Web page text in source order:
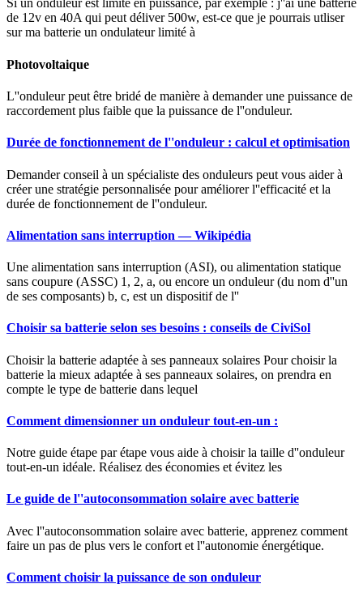
Si un onduleur est limité en puissance, par exemple : j''ai une batterie
de 12v en 40A qui peut déliver 500w, est-ce que je pourrais utliser
sur ma batterie un ondulateur limité à
Photovoltaique
L''onduleur peut être bridé de manière à demander une puissance de
raccordement plus faible que la puissance de l''onduleur.
Durée de fonctionnement de l''onduleur : calcul et optimisation
Demander conseil à un spécialiste des onduleurs peut vous aider à
créer une stratégie personnalisée pour améliorer l''efficacité et la
durée de fonctionnement de l''onduleur.
Alimentation sans interruption — Wikipédia
Une alimentation sans interruption (ASI), ou alimentation statique
sans coupure (ASSC) 1, 2, a, ou encore un onduleur (du nom d''un
de ses composants) b, c, est un dispositif de l''
Choisir sa batterie selon ses besoins : conseils de CiviSol
Choisir la batterie adaptée à ses panneaux solaires Pour choisir la
batterie la mieux adaptée à ses panneaux solaires, on prendra en
compte le type de batterie dans lequel
Comment dimensionner un onduleur tout-en-un :
Notre guide étape par étape vous aide à choisir la taille d''onduleur
tout-en-un idéale. Réalisez des économies et évitez les
Le guide de l''autoconsommation solaire avec batterie
Avec l''autoconsommation solaire avec batterie, apprenez comment
faire un pas de plus vers le confort et l''autonomie énergétique.
Comment choisir la puissance de son onduleur